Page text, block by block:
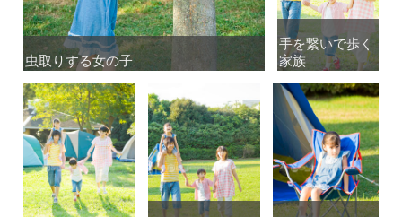
虫取りする女の子
虫取りする女の子
手を繋いで歩く
家族
手を繋いで歩く
家族